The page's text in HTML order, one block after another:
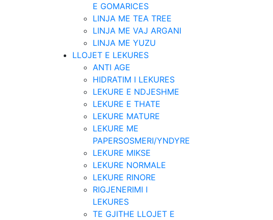
E GOMARICES
LINJA ME TEA TREE
LINJA ME VAJ ARGANI
LINJA ME YUZU
LLOJET E LEKURES
ANTI AGE
HIDRATIM I LEKURES
LEKURE E NDJESHME
LEKURE E THATE
LEKURE MATURE
LEKURE ME
PAPERSOSMERI/YNDYRE
LEKURE MIKSE
LEKURE NORMALE
LEKURE RINORE
RIGJENERIMI I
LEKURES
TE GJITHE LLOJET E